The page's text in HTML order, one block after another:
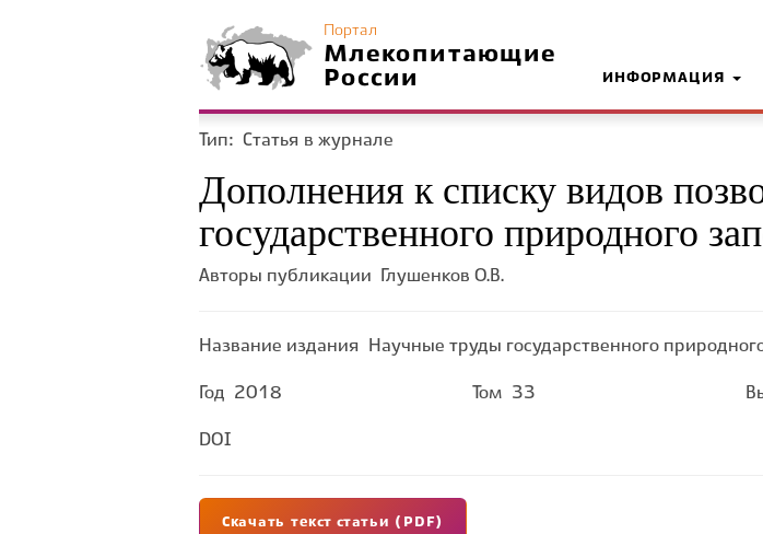
Портал
Млекопитающие
России
ИНФОРМАЦИЯ
Тип: Статья в журнале
Дополнения к списку видов
государственного природного
Авторы публикации Глушенков О.В.
Название издания Научные труды государственного
Год 2018 Том 33
DOI
Скачать текст статьи (PDF)